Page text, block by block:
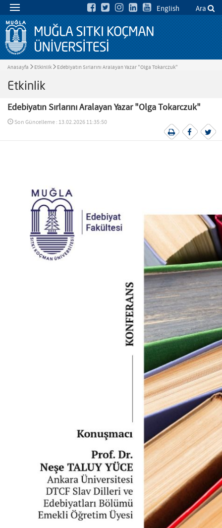
English Ara
Anasayfa Etkinlik Edebiyatın Sırlarını Aralayan Yazar "Olga Tokarczuk"
Etkinlik
Edebiyatın Sırlarını Aralayan Yazar "Olga Tokarczuk"
Son Güncelleme : 13.02.2026 11:35:50